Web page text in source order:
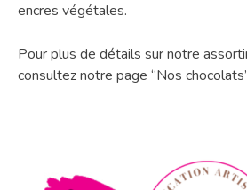
encres végétales.
Pour plus de détails sur notre
consultez notre page “Nos